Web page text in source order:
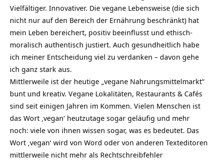
Vielfältiger. Innovativer. Die vegane Lebensweise (die sich
nicht nur auf den Bereich der Ernährung beschränkt) hat
mein Leben bereichert, positiv beeinflusst und ethisch-
moralisch authentisch justiert. Auch gesundheitlich habe
ich meiner Entscheidung viel zu verdanken – davon gehe
ich ganz stark aus.
Mittlerweile ist der heutige „vegane Nahrungsmittelmarkt“
bunt und kreativ. Vegane Lokalitäten, Restaurants & Cafés
sind seit einigen Jahren im Kommen. Vielen Menschen ist
das Wort ‚vegan‘ heutzutage sogar geläufig und mehr
noch: viele von ihnen wissen sogar, was es bedeutet. Das
Wort ‚vegan‘ wird von Word oder von anderen Texteditoren
mittlerweile nicht mehr als Rechtschreibfehler